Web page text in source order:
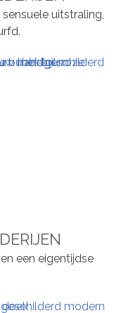
uitstraling,
een eigentijdse